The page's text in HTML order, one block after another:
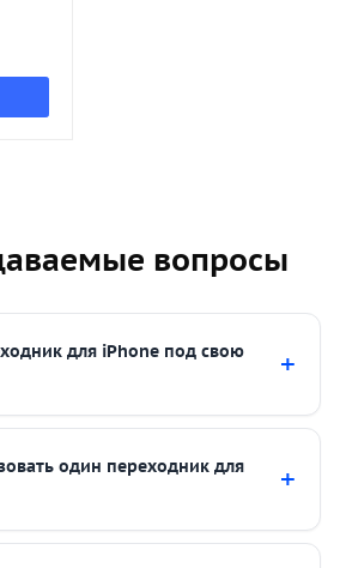
вопросы
для iPhone под свою
один переходник для